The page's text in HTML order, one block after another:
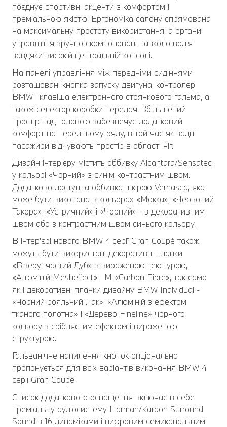
поєднує спортивні акценти з комфортом і
преміальною якістю. Ергономіка салону спрямована
на максимальну простоту використання, а органи
управління зручно скомпоновані навколо водія
завдяки високій центральній консолі.
На панелі управління між передніми сидіннями
розташовані кнопка запуску двигуна, контролер
BMW і клавіша електронного стоянкового гальма, а
також селектор коробки передач. Збільшений
простір над головою забезпечує додатковий
комфорт на передньому ряду, в той час як задні
пасажири відчувають простір в області ніг.
Дизайн інтер'єру містить оббивку Alcantara/Sensatec
у кольорі «Чорний» з синім контрастним швом.
Додатково доступна оббивка шкірою Vernasca, яка
може бути виконана в кольорах «Мокка», «Червоний
Такора», «Устричний» і «Чорний» - з декоративним
швом або з контрастним швом синього кольору.
В інтер'єрі нового BMW 4 серії Gran Coupé також
можуть бути використані декоративні планки
«Візерунчастий Дуб» з вираженою текстурою,
«Алюміній Mesheffect» і M «Carbon Fibre», так само
як і декоративні планки дизайну BMW Individual -
«Чорний рояльний Лак», «Алюміній з ефектом
тканого полотна» і «Дерево Fineline» чорного
кольору з сріблястим ефектом і вираженою
структурою.
Гальванічне напилення кнопок опціонально
пропонується для всіх варіантів виконання BMW 4
серії Gran Coupé.
Список додаткового оснащення включає в себе
преміальну аудіосистему Harman/Kardon Surround
Sound з 16 динаміками і цифровим семиканальним